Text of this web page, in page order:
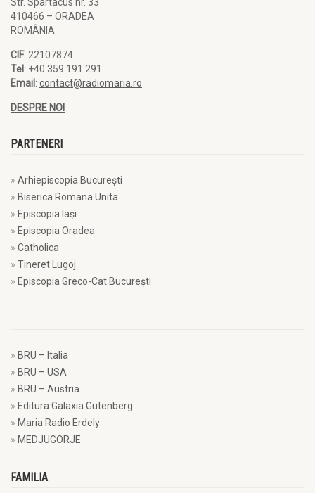
Str. Spartacus nr. 33
410466 – ORADEA
ROMÂNIA
CIF: 22107874
Tel : +40.359.191.291
Email : contact@radiomaria.ro
DESPRE NOI
PARTENERI
Arhiepiscopia Bucureşti
Biserica Romana Unita
Episcopia Iaşi
Episcopia Oradea
Catholica
Tineret Lugoj
Episcopia Greco-Cat Bucureşti
BRU – Italia
BRU – USA
BRU – Austria
Editura Galaxia Gutenberg
Maria Radio Erdely
MEDJUGORJE
FAMILIA